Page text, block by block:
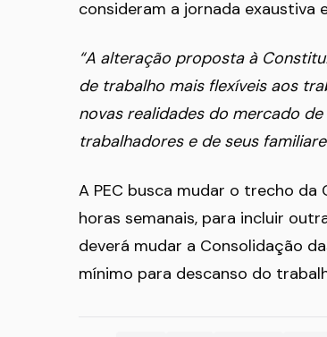
consideram a jornada exaustiva
“A alteração proposta à
de trabalho mais flexíveis aos
novas realidades do mercado
trabalhadores e de seus
A PEC busca mudar o trecho
horas semanais, para incluir
deverá mudar a Consolidação
mínimo para descanso do